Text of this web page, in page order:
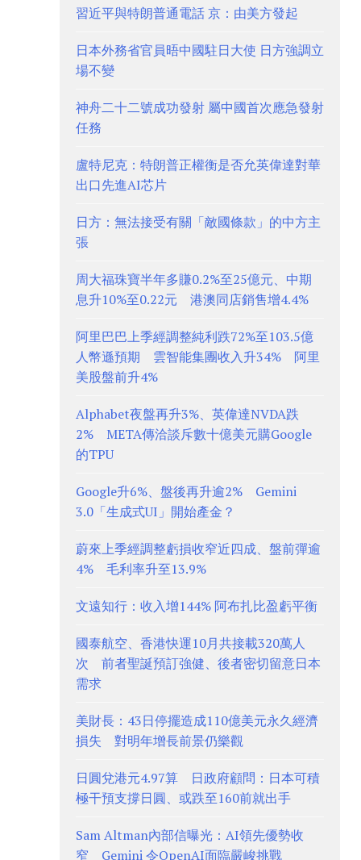
習近平與特朗普通電話 京：由美方發起
日本外務省官員晤中國駐日大使 日方強調立
場不變
神舟二十二號成功發射 屬中國首次應急發射
任務
盧特尼克：特朗普正權衡是否允英偉達對華
出口先進AI芯片
日方：無法接受有關「敵國條款」的中方主
張
周大福珠寶半年多賺0.2%至25億元、中期
息升10%至0.22元 港澳同店銷售增4.4%
阿里巴巴上季經調整純利跌72%至103.5億
人幣遜預期 雲智能集團收入升34% 阿里
美股盤前升4%
Alphabet夜盤再升3%、英偉達NVDA跌
2% META傳洽談斥數十億美元購Google
的TPU
Google升6%、盤後再升逾2% Gemini
3.0「生成式UI」開始產金？
蔚來上季經調整虧損收窄近四成、盤前彈逾
4% 毛利率升至13.9%
文遠知行：收入增144% 阿布扎比盈虧平衡
國泰航空、香港快運10月共接載320萬人
次 前者聖誕預訂強健、後者密切留意日本
需求
美財長：43日停擺造成110億美元永久經濟
損失 對明年增長前景仍樂觀
日圓兌港元4.97算 日政府顧問：日本可積
極干預支撐日圓、或跌至160前就出手
Sam Altman內部信曝光：AI領先優勢收
窄 Gemini 令OpenAI面臨嚴峻挑戰